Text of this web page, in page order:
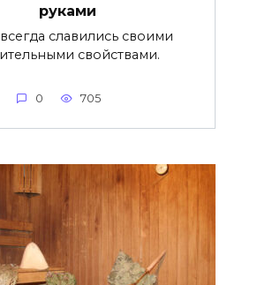
руками
славились своими
свойствами.
0 705